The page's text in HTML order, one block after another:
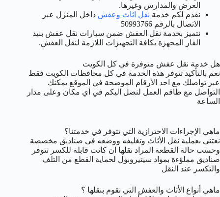
العرض والمدارس وغيرها.
نقدم لكم خدمة نقل اثاث وعفش داخل المنزل عبر
الاتصال بالرقم 50993766
نتميز بخدمة نقل العفش ضمن سيارات نقل عفش بنيد
القار المجهزة بكافة التجهيزات اللازمة لنقل العفش.
هل خدمة نقل عفش متوفرة في كل الكويت
نعم بالتأكيد تتوفر هذه الخدمة في كل محافظات الكويت فقط
عبر تواصلك مع احد الأرقام الموضحة في الموقع يمكنك
التواصل مع طاقم العمل لنصل اليكم في أي مكان وعلى مدار
الساعة
ماهي الإجراءات الاحترازية التي تتوفر في خدمتنا؟
نعتني بعملية نقل الأثاث وتغليفه ووضعه في صناديق مخصصة
وحسب حالة القطعة المراد نقلها ان كانت قابلة للكسر تتوفر
صناديق مملؤءة بمواد سيتيروبول لحماية القطع من التلف
والتكسر عند النقل
ماهي أنواع الأثاث والعفش التي نقوم بنقلها ؟